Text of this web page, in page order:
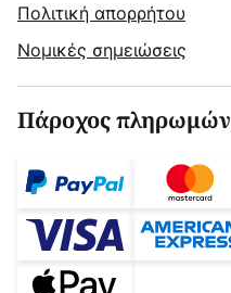
Πολιτική απορρήτου
Νομικές σημειώσεις
Πάροχος πληρωμών